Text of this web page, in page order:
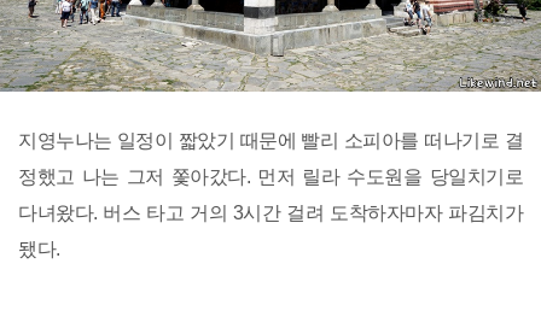
지영누나는 일정이 짧았기 때문에 빨리 소피아를 떠나기로 결
정했고 나는 그저 쫓아갔다. 먼저 릴라 수도원을 당일치기로
다녀왔다. 버스 타고 거의 3시간 걸려 도착하자마자 파김치가
됐다.